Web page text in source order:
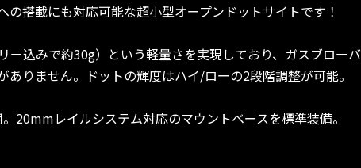
搭載にも対応可能な超小型オープンドットサイトです！
込みで約30g）という軽量さを実現しており、ガスブローバ
りません。ドットの輝度はハイ/ローの2段階調整が可能。
20mmレイルシステム対応のマウントベースを標準装備。